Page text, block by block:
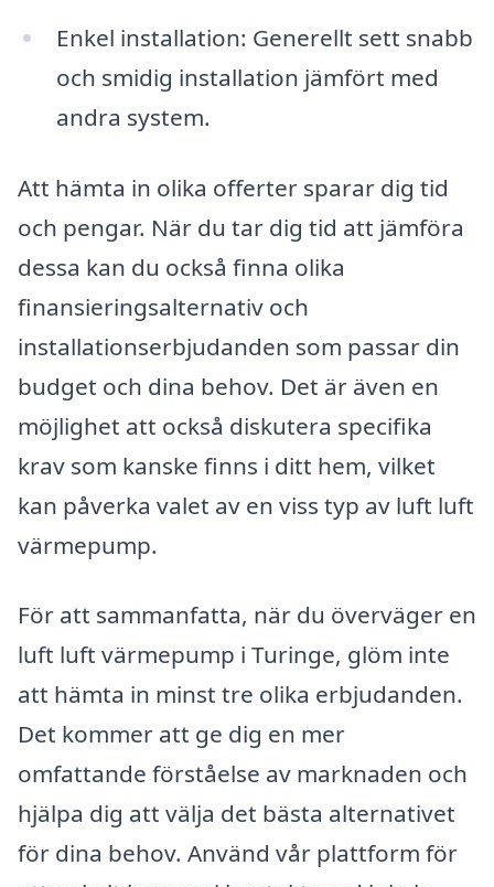
Enkel installation: Generellt sett snabb
och smidig installation jämfört med
andra system.
Att hämta in olika offerter sparar dig tid
och pengar. När du tar dig tid att jämföra
dessa kan du också finna olika
finansieringsalternativ och
installationserbjudanden som passar din
budget och dina behov. Det är även en
möjlighet att också diskutera specifika
krav som kanske finns i ditt hem, vilket
kan påverka valet av en viss typ av luft luft
värmepump.
För att sammanfatta, när du överväger en
luft luft värmepump i Turinge, glöm inte
att hämta in minst tre olika erbjudanden.
Det kommer att ge dig en mer
omfattande förståelse av marknaden och
hjälpa dig att välja det bästa alternativet
för dina behov. Använd vår plattform för